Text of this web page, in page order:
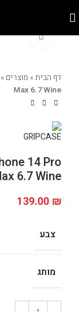
enlarge
דף הבית» מוצרים»
Max 6.7 Wine
14 Pro
6.7 Wine
139.00 ₪
צבע
מותג